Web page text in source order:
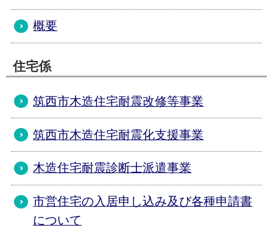
概要
住宅係
筑西市木造住宅耐震改修等事業
筑西市木造住宅耐震化支援事業
木造住宅耐震診断士派遣事業
市営住宅の入居申し込み及び各種申請書
について